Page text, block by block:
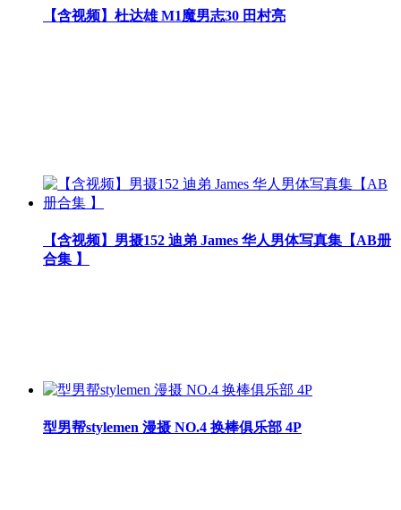
【含视频】杜达雄 M1魔男志30 田村亮
【含视频】男摄152 迪弟 James 华人男体写真集【AB册
合集 】
型男帮stylemen 漫摄 NO.4 换棒俱乐部 4P